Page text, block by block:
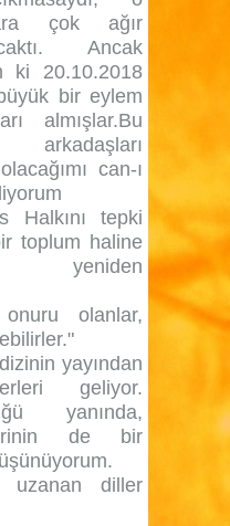
çok ağır
Ancak
ki 20.10.2018
bir eylem
almışlar.Bu
can-ı
Halkını tepki
toplum haline
yeniden
olanlar,
yayından
geliyor.
yanında,
de bir
uzanan diller